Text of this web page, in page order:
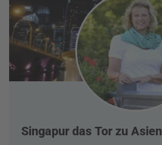
Singapur das Tor zu Asien